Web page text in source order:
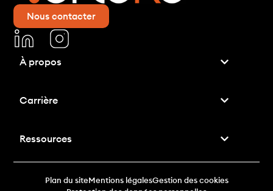
Nous contacter
À propos
Carrière
Ressources
Plan du siteMentions légalesGestion des cookies